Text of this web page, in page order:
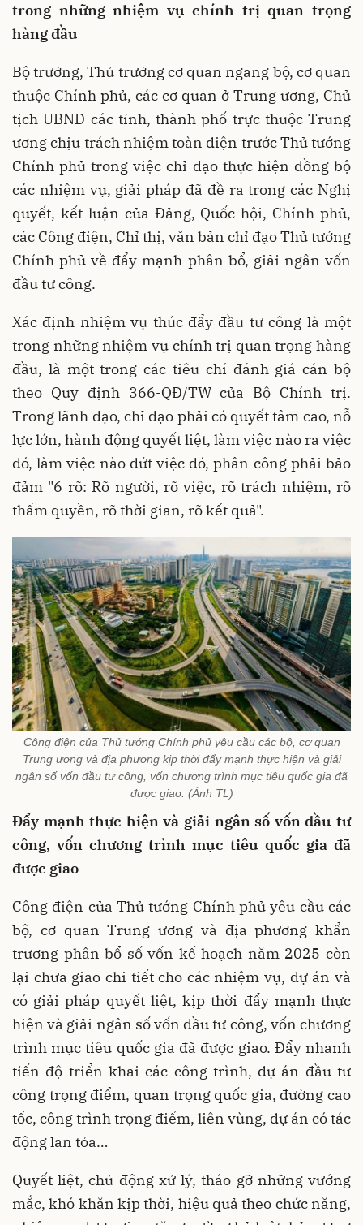
trong những nhiệm vụ chính trị quan trọng
hàng đầu
Bộ trưởng, Thủ trưởng cơ quan ngang bộ, cơ quan
thuộc Chính phủ, các cơ quan ở Trung ương, Chủ
tịch UBND các tỉnh, thành phố trực thuộc Trung
ương chịu trách nhiệm toàn diện trước Thủ tướng
Chính phủ trong việc chỉ đạo thực hiện đồng bộ
các nhiệm vụ, giải pháp đã đề ra trong các Nghị
quyết, kết luận của Đảng, Quốc hội, Chính phủ,
các Công điện, Chỉ thị, văn bản chỉ đạo Thủ tướng
Chính phủ về đẩy mạnh phân bổ, giải ngân vốn
đầu tư công.
Xác định nhiệm vụ thúc đẩy đầu tư công là một
trong những nhiệm vụ chính trị quan trọng hàng
đầu, là một trong các tiêu chí đánh giá cán bộ
theo Quy định 366-QĐ/TW của Bộ Chính trị.
Trong lãnh đạo, chỉ đạo phải có quyết tâm cao, nỗ
lực lớn, hành động quyết liệt, làm việc nào ra việc
đó, làm việc nào dứt việc đó, phân công phải bảo
đảm "6 rõ: Rõ người, rõ việc, rõ trách nhiệm, rõ
thẩm quyền, rõ thời gian, rõ kết quả".
Công điện của Thủ tướng Chính phủ yêu cầu các bộ, cơ quan
Trung ương và địa phương kịp thời đẩy mạnh thực hiện và giải
ngân số vốn đầu tư công, vốn chương trình mục tiêu quốc gia đã
được giao. (Ảnh TL)
Đẩy mạnh thực hiện và giải ngân số vốn đầu tư
công, vốn chương trình mục tiêu quốc gia đã
được giao
Công điện của Thủ tướng Chính phủ yêu cầu các
bộ, cơ quan Trung ương và địa phương khẩn
trương phân bổ số vốn kế hoạch năm 2025 còn
lại chưa giao chi tiết cho các nhiệm vụ, dự án và
có giải pháp quyết liệt, kịp thời đẩy mạnh thực
hiện và giải ngân số vốn đầu tư công, vốn chương
trình mục tiêu quốc gia đã được giao. Đẩy nhanh
tiến độ triển khai các công trình, dự án đầu tư
công trọng điểm, quan trọng quốc gia, đường cao
tốc, công trình trọng điểm, liên vùng, dự án có tác
động lan tỏa…
Quyết liệt, chủ động xử lý, tháo gỡ những vướng
mắc, khó khăn kịp thời, hiệu quả theo chức năng,